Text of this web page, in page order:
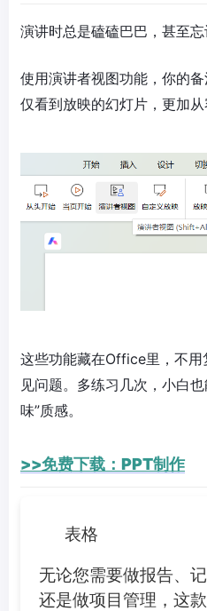
演讲时总是磕磕巴巴，甚至忘
使用演讲者视图功能，你的
仅看到放映的幻灯片，更加从
这些功能藏在Office里，不用
见问题。多练习几次，小白
味”质感。
>>免费下载：PPT制作
表格
无论您需要做报告、
还是做项目管理，这